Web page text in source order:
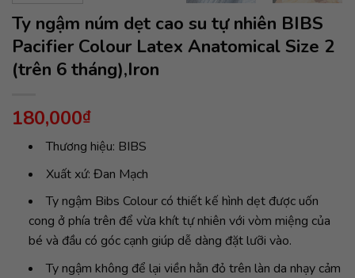
Ty ngậm núm dẹt cao su tự nhiên BIBS
Pacifier Colour Latex Anatomical Size 2
(trên 6 tháng),Iron
180,000₫
Thương hiệu: BIBS
Xuất xứ: Đan Mạch
Ty ngậm Bibs Colour có thiết kế hình dẹt được uốn
cong ở phía trên để vừa khít tự nhiên với vòm miệng của
bé và đầu có góc cạnh giúp dễ dàng đặt lưỡi vào.
Ty ngậm không để lại viền hằn đỏ trên làn da nhạy cảm